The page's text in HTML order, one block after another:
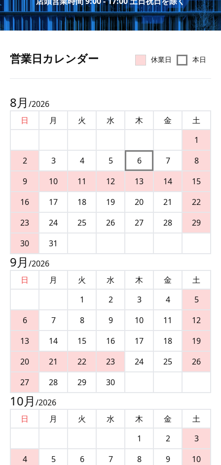
営業⽇カレンダー 休業日 本日
8月 /2026
日
月 火 水 木 金
土
1
2
3 4 5 6 7
8
9
10 11 12 13 14
15
16
17 18 19 20 21
22
23
24 25 26 27 28
29
30
31
9月 /2026
日
月 火 水 木 金
土
1
2 3 4
5
6
7 8 9 10 11
12
13
14 15 16 17 18
19
20
21 22 23 24 25
26
27
28 29 30
10月 /2026
日
月 火 水 木 金
土
1
2
3
4
5 6 7 8 9
10